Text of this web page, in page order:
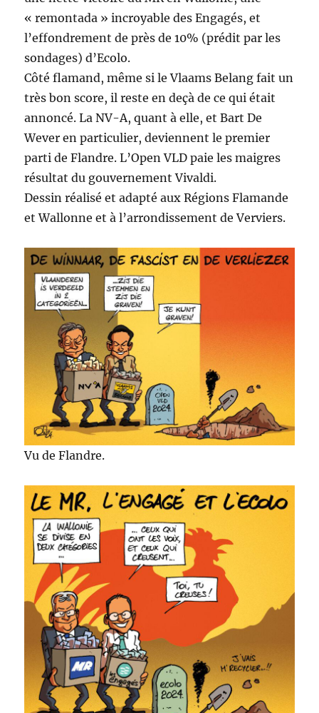
« remontada » incroyable des Engagés, et
l’effondrement de près de 10% (prédit par les
sondages) d’Ecolo.
Côté flamand, même si le Vlaams Belang fait un
très bon score, il reste en deçà de ce qui était
annoncé. La NV-A, quant à elle, et Bart De
Wever en particulier, deviennent le premier
parti de Flandre. L’Open VLD paie les maigres
résultat du gouvernement Vivaldi.
Dessin réalisé et adapté aux Régions Flamande
et Wallonne et à l’arrondissement de Verviers.
Vu de Flandre.